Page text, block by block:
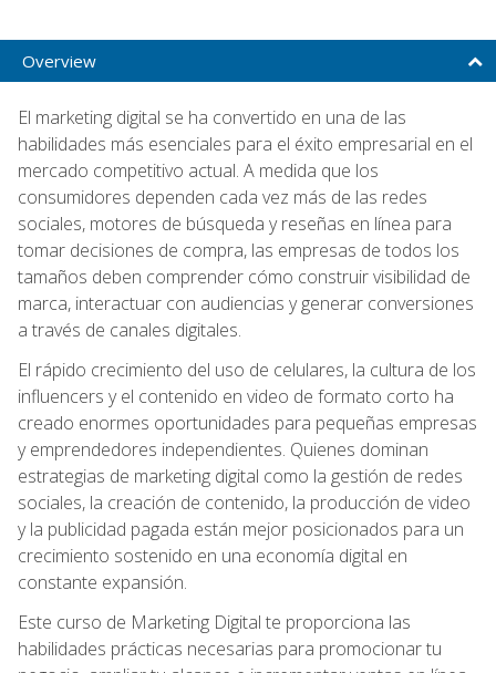
Overview
El marketing digital se ha convertido en una de las
habilidades más esenciales para el éxito empresarial en el
mercado competitivo actual. A medida que los
consumidores dependen cada vez más de las redes
sociales, motores de búsqueda y reseñas en línea para
tomar decisiones de compra, las empresas de todos los
tamaños deben comprender cómo construir visibilidad de
marca, interactuar con audiencias y generar conversiones
a través de canales digitales.
El rápido crecimiento del uso de celulares, la cultura de los
influencers y el contenido en video de formato corto ha
creado enormes oportunidades para pequeñas empresas
y emprendedores independientes. Quienes dominan
estrategias de marketing digital como la gestión de redes
sociales, la creación de contenido, la producción de video
y la publicidad pagada están mejor posicionados para un
crecimiento sostenido en una economía digital en
constante expansión.
Este curso de Marketing Digital te proporciona las
habilidades prácticas necesarias para promocionar tu